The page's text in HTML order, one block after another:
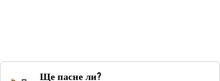
Ще пасне ли?